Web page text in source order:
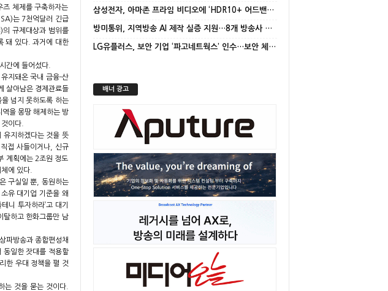
체제를 구축하자는
는 7천억달러 긴급
의 규제대상과 범위를
돼 있다. 과거에 대한
간에 들어섰다.
지돼온 국내 금융-산
살아남은 경제관료들
넘지 못하도록 하는
을 몽땅 해제하는 방
이다.
유지하겠다는 것을 뜻
접 사들이거나, 신규
계획에는 2조원 정도
에 있다.
구실일 뿐, 동원하는
유 대기업 기준을 왜
니 투자하라’고 대기
탈하고 한화그룹만 남
파방송과 종합편성채
동일한 잣대를 적용할
한 우대 정책을 펼 것
는 것을 묻는 것이다.
삼성전자, 아마존 프라임 비디오에 ‘HDR10+ 어드밴스드’ 적용
방미통위, 지역방송 AI 제작 실증 지원…8개 방송사 선정
LG유플러스, 보안 기업 ‘파고네트웍스’ 인수…보안 체계 고도화
배너 광고